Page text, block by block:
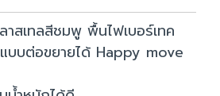
สเทลสีชมพู พื้นไฟเบอร์เทค
บต่อขยายได้ Happy move